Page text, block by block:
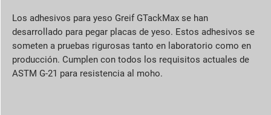
Los adhesivos para yeso Greif GTackMax se han
desarrollado para pegar placas de yeso. Estos adhesivos se
someten a pruebas rigurosas tanto en laboratorio como en
producción. Cumplen con todos los requisitos actuales de
ASTM G-21 para resistencia al moho.